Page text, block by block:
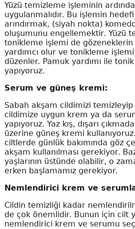
Yüzü temizleme işleminin
uygulanmalıdır. Bu işlemin
arındırmak, (siyah nokta)
oluşumunu engellemektir. Yüzü
tonikleme işlemi de gözeneklerin
yardımcı olur ve tonikleme
düzenler. Pamuk yardımı ile
yapıyoruz.
Serum ve güneş kremi:
Sabah akşam cildimizi
cildimize uygun krem ya da
yapıyoruz. Yaz kış, dışarı
üzerine güneş kremi
ciltlerde günlük bakımında göz
akşam kullanılması gerekiyor.
yaşlarının üstünde olabilir, o
erken başlamamız gerekiyor.
Nemlendirici krem ve
Cildin temizliği kadar
de çok önemlidir. Bunun için cilt
nemlendirici krem ve serumu